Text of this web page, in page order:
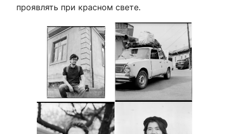
проявлять при красном свете.